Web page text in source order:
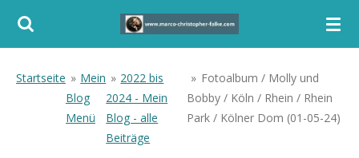
Zum
Startseite » Mein
Blog
Menü
» 2022 bis
2024 - Mein
Blog - alle
Beiträge
» Fotoalbum / Molly und
Bobby / Köln / Rhein / Rhein
Park / Kölner Dom (01-05-24)